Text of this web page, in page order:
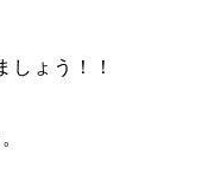
しょう！！